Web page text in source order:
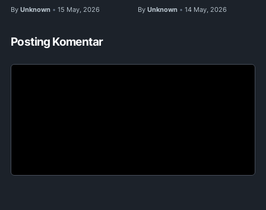
By Unknown • 15 May, 2026 By Unknown • 14 May, 2026
Posting Komentar